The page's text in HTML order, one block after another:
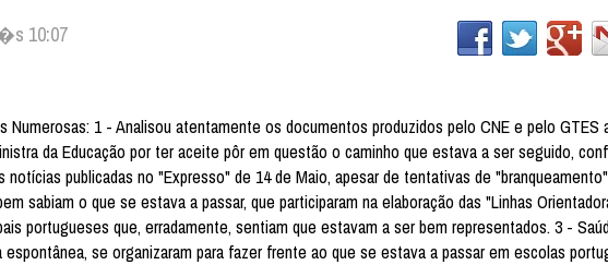
10:07
Numerosas: 1 - Analisou atentamente os documentos produzidos pelo CNE e pelo GTES
da Educação por ter aceite pôr em questão o caminho que estava a ser seguido,
publicadas no "Expresso" de 14 de Maio, apesar de tentativas de
sabiam o que se estava a passar, que participaram na elaboração das "Linhas
portugueses que, erradamente, sentiam que estavam a ser bem representados. 3 -
se organizaram para fazer frente ao que se estava a passar em escolas